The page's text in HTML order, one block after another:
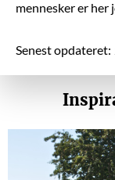
mennesker er her
Senest opdateret: